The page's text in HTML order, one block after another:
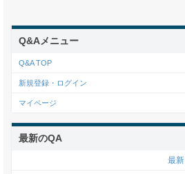
Q&Aメニュー
Q&A TOP
新規登録・ログイン
マイページ
最新のQA
最新